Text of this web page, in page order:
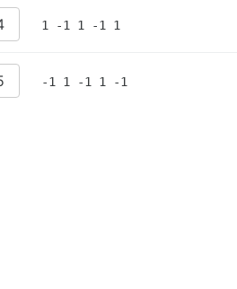
1 -1 1 -1 1
-1 1 -1 1 -1